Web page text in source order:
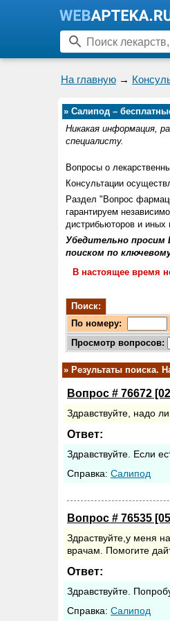
На главную →
» Салипод –
Никакая информация,
специалисту.
Вопросы о
Консультации
Раздел "Вопрос
гарантируем
дистрибьюторов и иных
Убедительно просим
поиском по
В настоящее время
Поиск:
По номеру:
Просмотр вопросов:
» Результаты поиска.
Вопрос # 76672
Здравствуйте, надо
Ответ:
Здравствуйте. Если
Cправка: Салипод
Вопрос # 76535
Здраствуйте,у меня
врачам. Помогите
Ответ:
Здравствуйте.
Cправка: Салипод